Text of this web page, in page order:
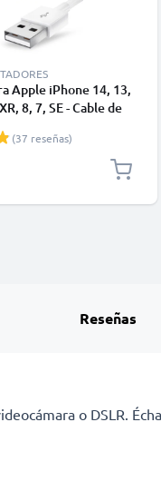
Apple iPhone 14, 13,
8, 7, SE - Cable de
(37 reseñas)
Reseñas
o DSLR.